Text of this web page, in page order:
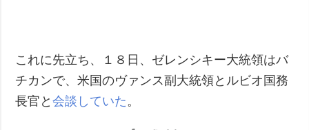
これに先立ち、１８日、ゼレンシキー大統領はバ
チカンで、米国のヴァンス副大統領とルビオ国務
長官と会談していた 。